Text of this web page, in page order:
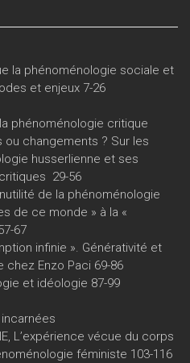
la phénoménologie sociale et
et enjeux 7-26
phénoménologie critique
ou changements ? Sur les
husserlienne et ses
29-56
de la phénoménologie
de ce monde » à la «
67
infinie ». Générativité et
Enzo Paci 69-86
et idéologie 87-99
L’expérience vécue du corps
féministe 103-116